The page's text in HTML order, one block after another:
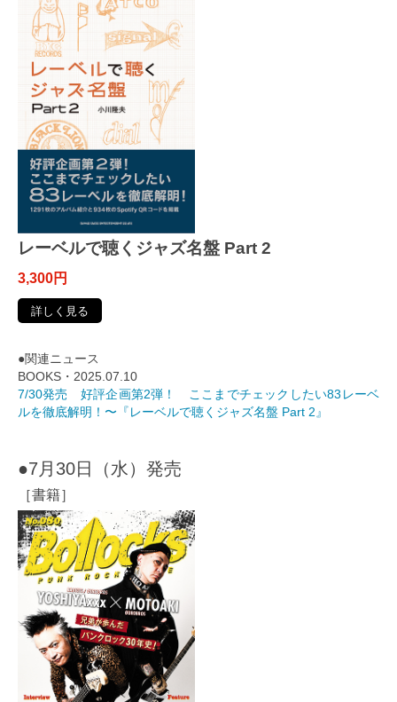
レーベルで聴くジャズ名盤 Part 2
3,300円
詳しく見る
●関連ニュース
BOOKS・2025.07.10
7/30発売 好評企画第2弾！ ここまでチェックしたい83レーベ
ルを徹底解明！〜『レーベルで聴くジャズ名盤 Part 2』
●7月30日（水）発売
［書籍］